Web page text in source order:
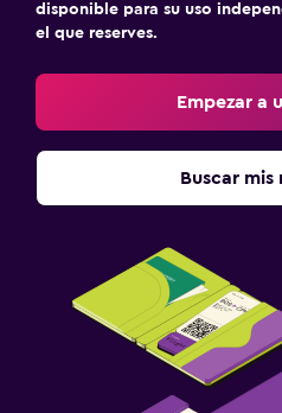
disponible para su uso
el que reserves.
Empezar a
Buscar mis